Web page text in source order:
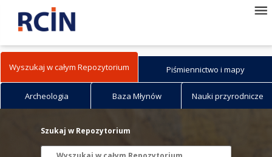
Wyszukaj w całym Repozytorium Piśmiennictwo i mapy
Archeologia Baza Młynów Nauki przyrodnicze
Szukaj w Repozytorium